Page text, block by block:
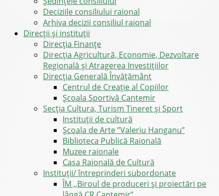
Deciziile consiliului raional
Arhiva decizii consiliul raional
Direcții și instituții
Direcţia Finanţe
Direcția Agricultură, Economie, Dezvoltare
Regională și Atragerea Investițiilor
Direcția Generală Învățământ
Centrul de Creație al Copiilor
Școala Sportivă Cantemir
Secția Cultura, Turism Tineret și Sport
Instituții de cultură
Școala de Arte ”Valeriu Hanganu”
Biblioteca Publică Raională
Muzee raionale
Casa Raională de Cultură
Instituții/ întreprinderi subordonate
ÎM ,,Biroul de produceri și proiectări pe